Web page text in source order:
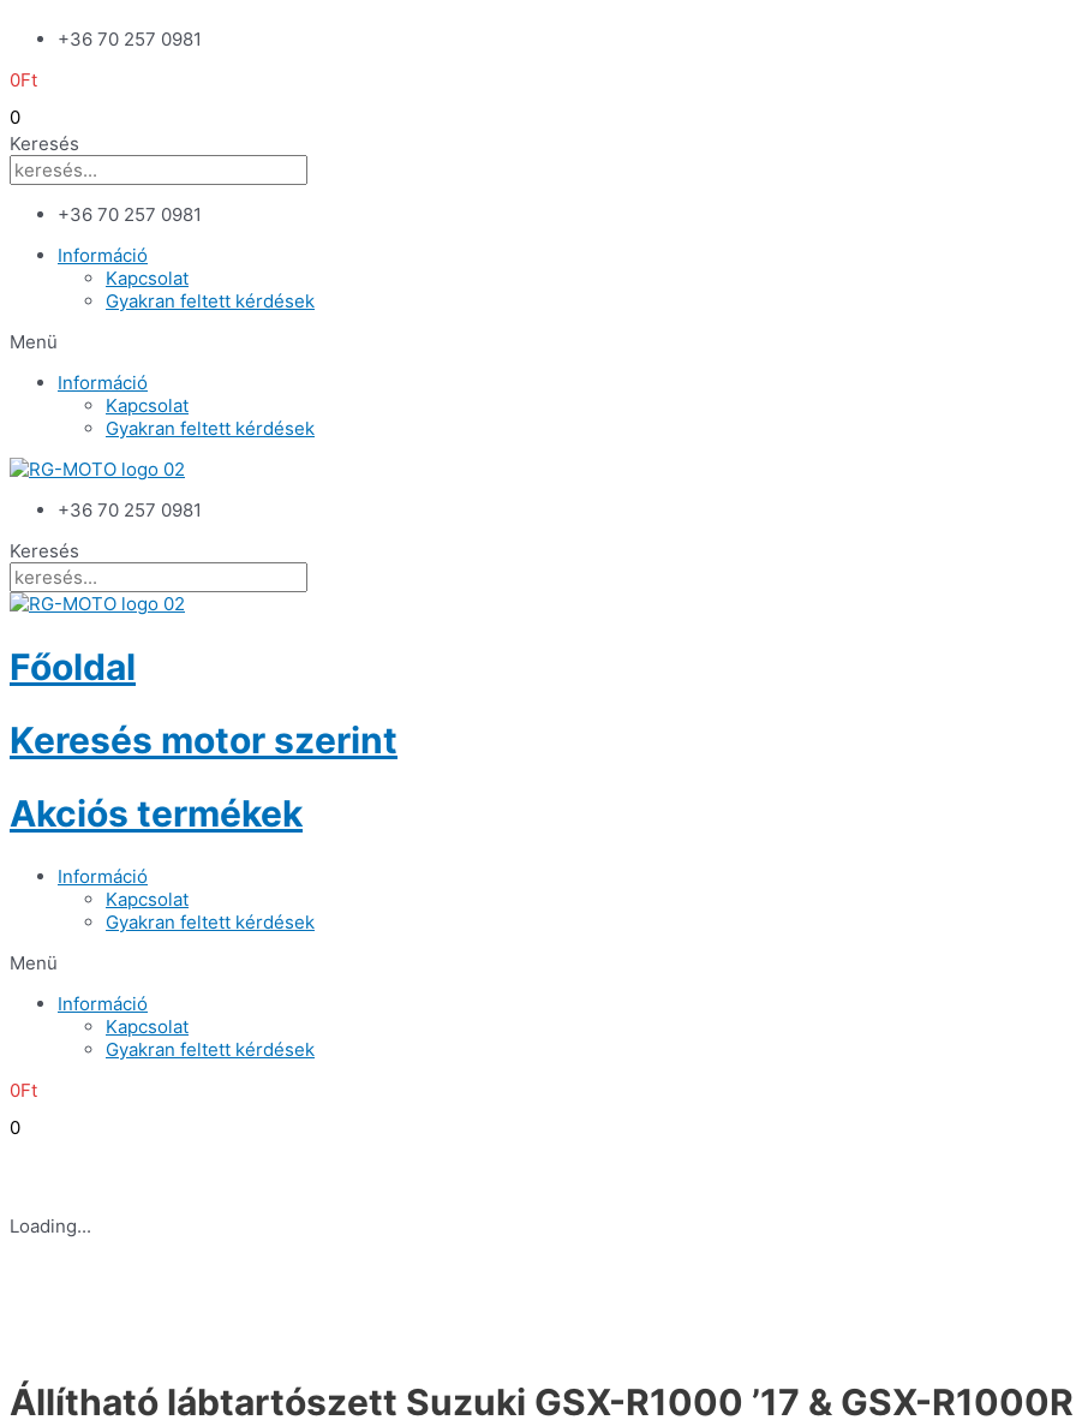
+36 70 257 0981
0Ft
0
Keresés
+36 70 257 0981
Információ
Kapcsolat
Gyakran feltett kérdések
Menü
Információ
Kapcsolat
Gyakran feltett kérdések
+36 70 257 0981
Keresés
Főoldal
Keresés motor szerint
Akciós termékek
Információ
Kapcsolat
Gyakran feltett kérdések
Menü
Információ
Kapcsolat
Gyakran feltett kérdések
0Ft
0
Loading...
Állítható lábtartószett Suzuki GSX-R1000 ’17 & GSX-R1000R